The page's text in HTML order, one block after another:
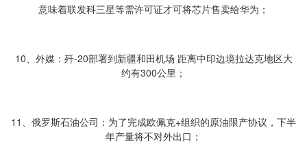
意味着联发科三星等需许可证才可将芯片售卖给华为；
10、外媒：歼-20部署到新疆和田机场 距离中印边境拉达克地区大
约有300公里；
11、俄罗斯石油公司：为了完成欧佩克+组织的原油限产协议，下半
年产量将不对外出口；